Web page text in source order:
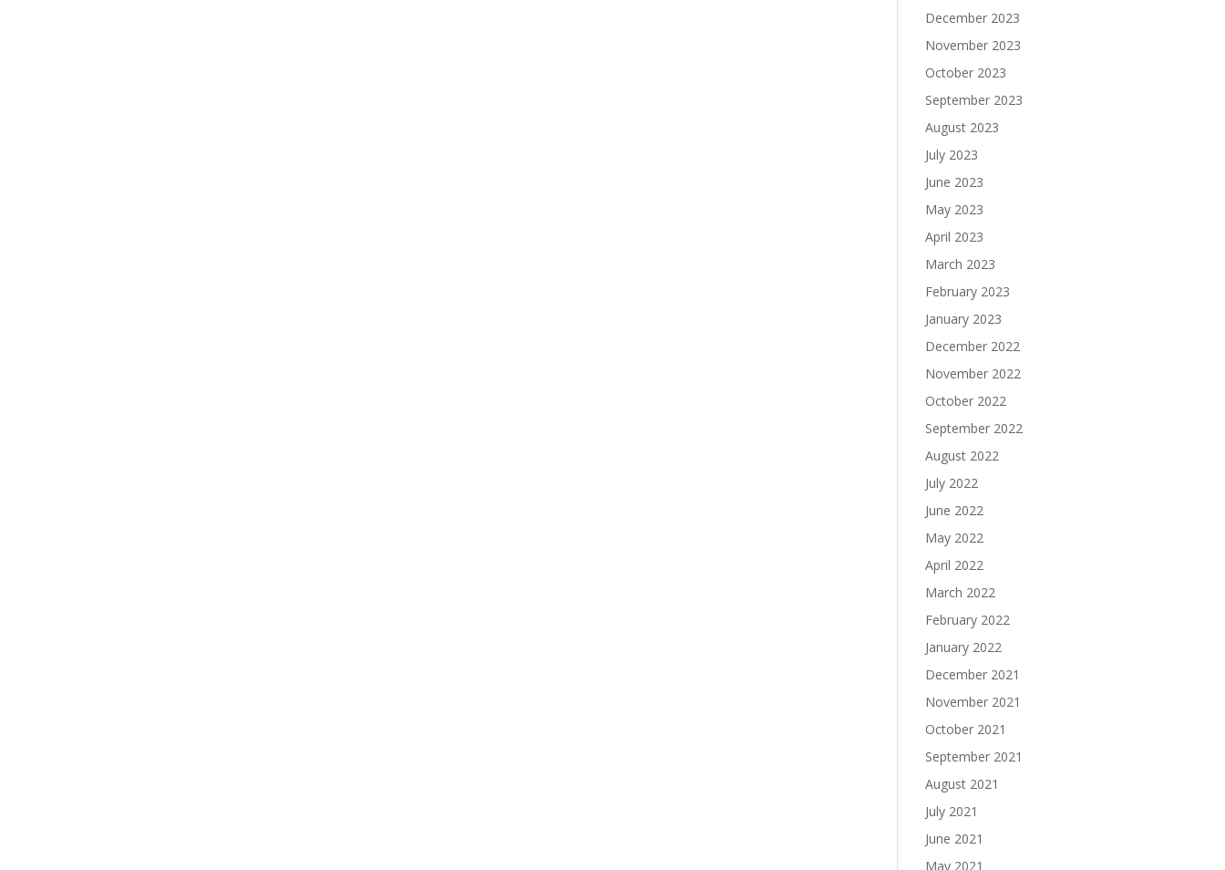
December 2023
November 2023
October 2023
September 2023
August 2023
July 2023
June 2023
May 2023
April 2023
March 2023
February 2023
January 2023
December 2022
November 2022
October 2022
September 2022
August 2022
July 2022
June 2022
May 2022
April 2022
March 2022
February 2022
January 2022
December 2021
November 2021
October 2021
September 2021
August 2021
July 2021
June 2021
May 2021